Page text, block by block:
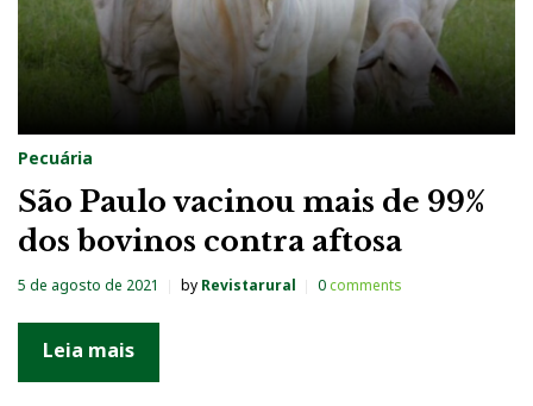
Pecuária
São Paulo vacinou mais de 99%
dos bovinos contra aftosa
5 de agosto de 2021 by Revistarural 0comments
Leia mais